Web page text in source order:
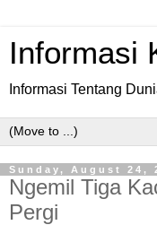
Informasi
Informasi Tentang
Sunday, August 24,
Ngemil Tiga
Pergi